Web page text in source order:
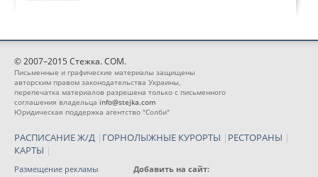
© 2007–2015 Стежка. COM.
Письменные и графические материалы защищены
авторским правом законодательства Украины,
перепечатка материалов разрешена только с письменного
соглашения владельца info@stejka.com
Юридическая поддержка агентство "Солби"
РАСПИСАНИЕ Ж/Д | ГОРНОЛЫЖНЫЕ КУРОРТЫ | РЕСТОРАНЫ |
КАРТЫ |
Размещение рекламы
Добавить на сайт: